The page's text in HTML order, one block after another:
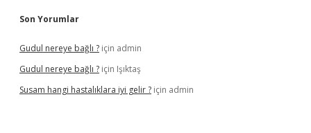
Son Yorumlar
Gudul nereye bağlı ? için admin
Gudul nereye bağlı ? için Işıktaş
Susam hangi hastalıklara iyi gelir ? için admin